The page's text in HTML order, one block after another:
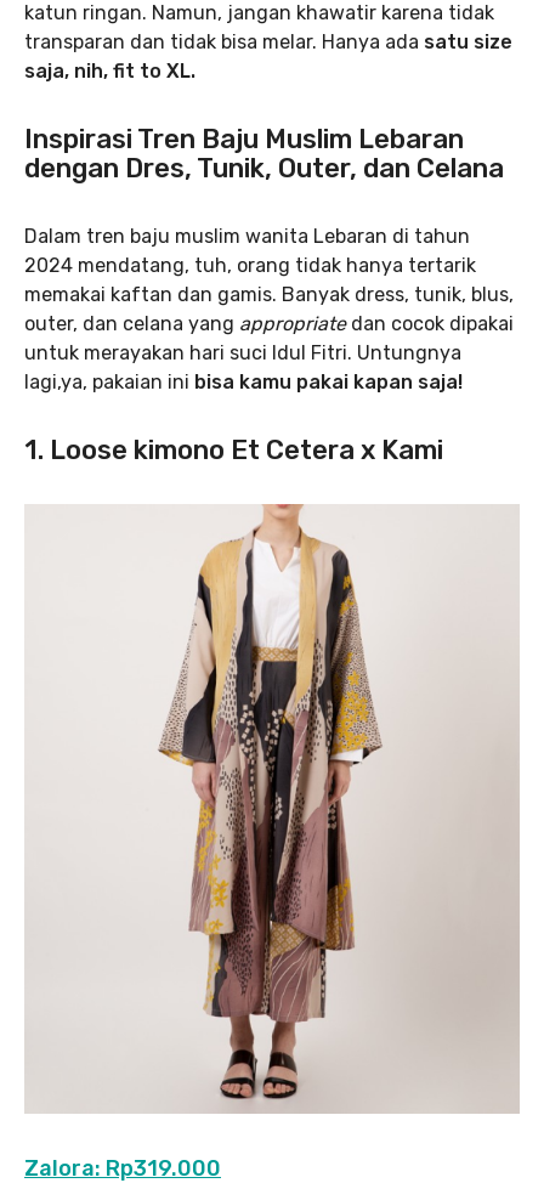
katun ringan. Namun, jangan khawatir karena tidak
transparan dan tidak bisa melar. Hanya ada satu size
saja, nih, fit to XL.
Inspirasi Tren Baju Muslim Lebaran
dengan Dres, Tunik, Outer, dan Celana
Dalam tren baju muslim wanita Lebaran di tahun
2024 mendatang, tuh, orang tidak hanya tertarik
memakai kaftan dan gamis. Banyak dress, tunik, blus,
outer, dan celana yang appropriate dan cocok dipakai
untuk merayakan hari suci Idul Fitri. Untungnya
lagi,ya, pakaian ini bisa kamu pakai kapan saja!
1. Loose kimono Et Cetera x Kami
Zalora: Rp319.000